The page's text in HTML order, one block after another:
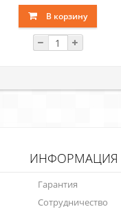
В корзину
ИНФОРМАЦИЯ
Гарантия
Сотрудничество